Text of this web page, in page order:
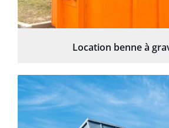
Location benne à